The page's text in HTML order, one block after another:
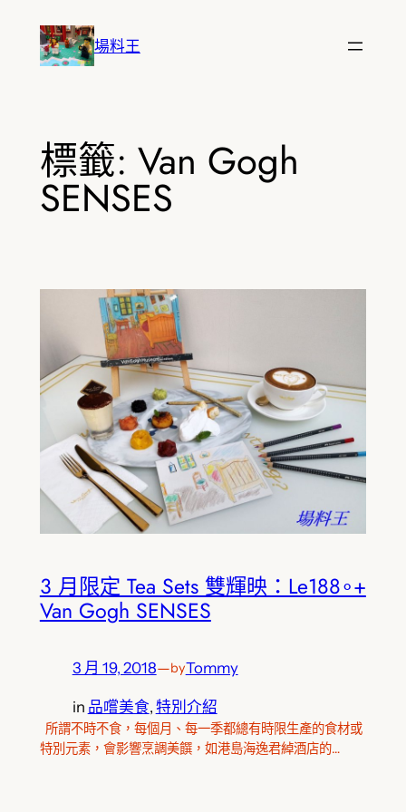
場料王
標籤: Van Gogh
SENSES
3 月限定 Tea Sets 雙輝映：Le188∘+
Van Gogh SENSES
3 月 19, 2018—byTommy
in 品嚐美食, 特別介紹
所謂不時不食，每個月、每一季都總有時限生產的食材或
特別元素，會影響烹調美饌，如港島海逸君綽酒店的…